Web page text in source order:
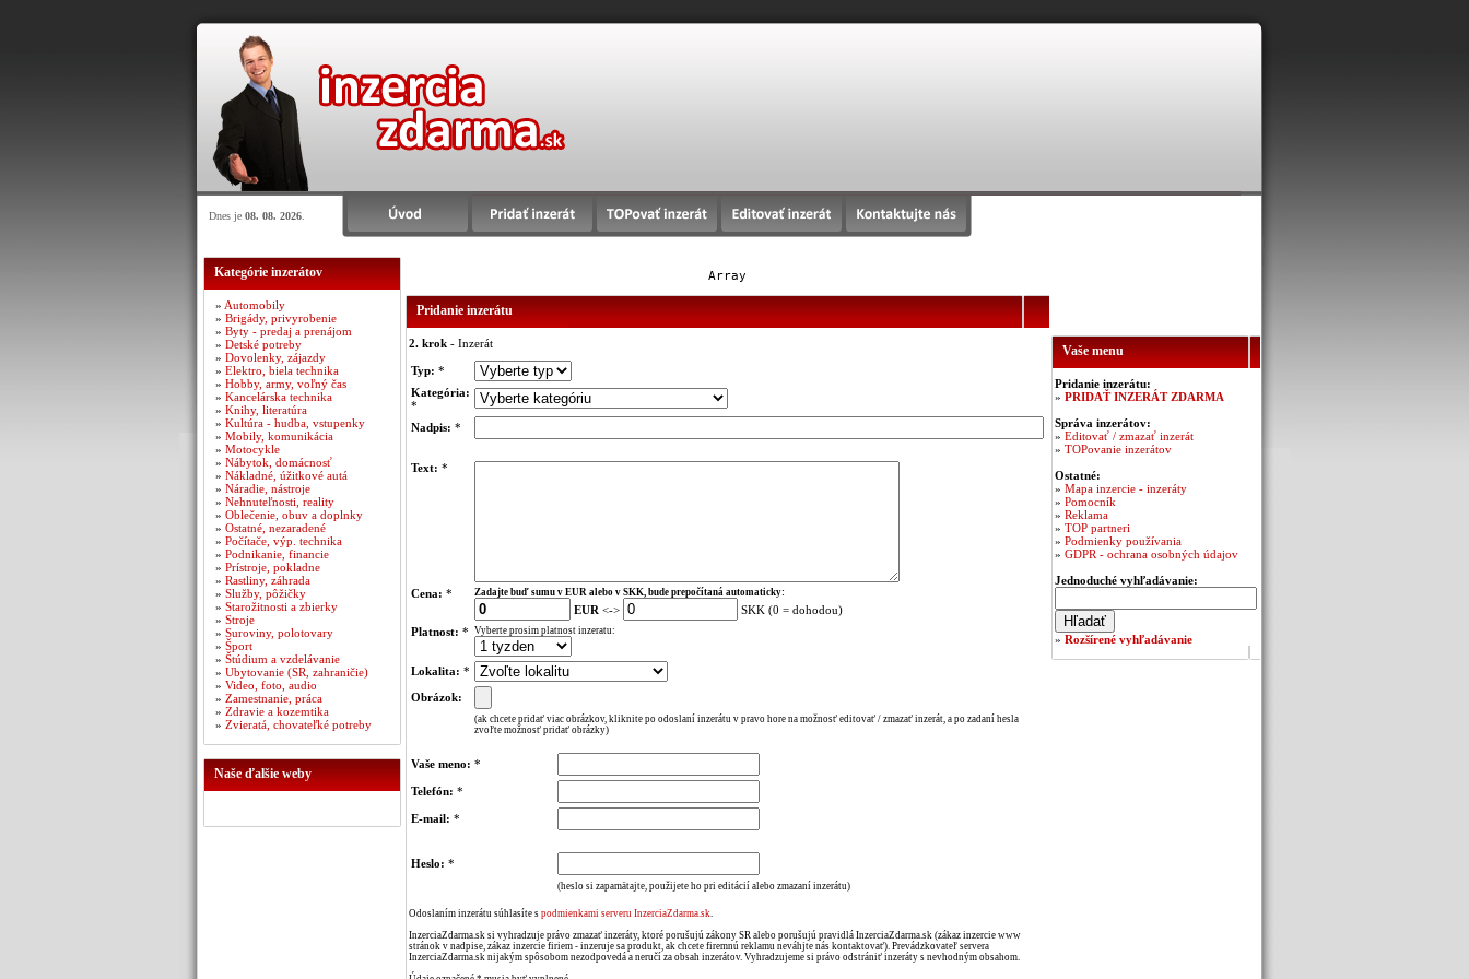
Dnes je 08. 08. 2026
Kategórie inzerátov
» Automobily
» Brigády, privyrobenie
» Byty - predaj a prenájom
» Detské potreby
» Dovolenky, zájazdy
» Elektro, biela technika
» Hobby, army, voľný čas
» Kancelárska technika
» Knihy, literatúra
» Kultúra - hudba, vstupenky
» Mobily, komunikácia
» Motocykle
» Nábytok, domácnosť
» Nákladné, úžitkové autá
» Náradie, nástroje
» Nehnuteľnosti, reality
» Oblečenie, obuv a doplnky
» Ostatné, nezaradené
» Počítače, výp. technika
» Podnikanie, financie
» Prístroje, pokladne
» Rastliny, záhrada
» Služby, pôžičky
» Starožitnosti a zbierky
» Stroje
» Suroviny, polotovary
» Šport
» Štúdium a vzdelávanie
» Ubytovanie (SR, zahraničie)
» Video, foto, audio
» Zamestnanie, práca
» Zdravie a kozemtika
» Zvieratá, chovateľké potreby
Naše ďalšie weby
Array
Pridanie inzerátu
2. krok - Inzerát
Typ: *
Kategória:
*
Nadpis: *
Text: *
Cena: * Zadajte buď sumu v EUR alebo v SKK, bude prepočítaná automaticky:
EUR <->
SKK (0 = dohodou)
Platnost: * Vyberte prosim platnost inzeratu:
Lokalita: *
Obrázok:
(ak chcete pridať viac obrázkov, kliknite po odoslaní inzerátu v pravo hore na možnosť editovať / zmazať inzerát, a po zadaní hesla
zvoľte možnosť pridať obrázky)
Vaše meno: *
Telefón: *
E-mail: *
Heslo: *
(heslo si zapamätajte, použijete ho pri editácií alebo zmazaní inzerátu)
Odoslaním inzerátu súhlasíte s podmienkami serveru InzerciaZdarma.sk.
InzerciaZdarma.sk si vyhradzuje právo zmazať inzeráty, ktoré porušujú zákony SR alebo porušujú pravidlá InzerciaZdarma.sk (zákaz inzercie www
stránok v nadpise, zákaz inzercie firiem - inzeruje sa produkt, ak chcete firemnú reklamu neváhjte nás kontaktovať). Prevádzkovateľ servera
InzerciaZdarma.sk nijakým spôsobom nezodpovedá a neručí za obsah inzerátov. Vyhradzujeme si právo odstrániť inzeráty s nevhodným obsahom.
Vaše menu
Pridanie inzerátu:
» PRIDAŤ INZERÁT ZDARMA
Správa inzerátov:
» Editovať / zmazať inzerát
» TOPovanie inzerátov
Ostatné:
» Mapa inzercie - inzeráty
» Pomocník
» Reklama
» TOP partneri
» Podmienky používania
» GDPR - ochrana osobných údajov
Jednoduché vyhľadávanie:
» Rozšírené vyhľadávanie